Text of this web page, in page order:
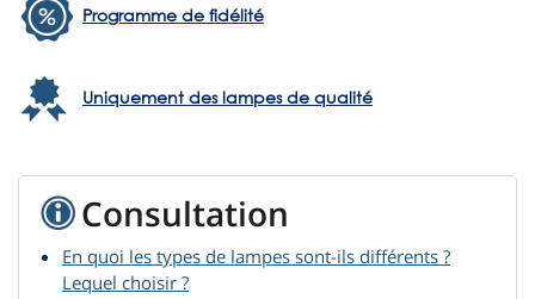
Programme de fidélité
Uniquement des lampes de qualité
Consultation
En quoi les types de lampes sont-ils différents ?
Lequel choisir ?